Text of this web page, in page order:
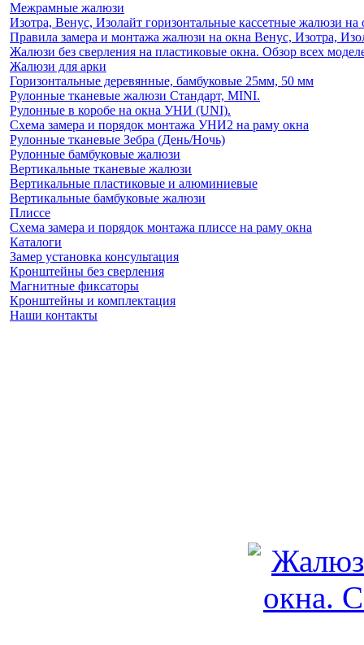
Межрамные жалюзи
Изотра, Венус, Изолайт горизонтальные кассетные жалюзи на
Правила замера и монтажа жалюзи на окна Венус, Изотра,
Жалюзи без сверления на пластиковые окна. Обзор всех
Жалюзи для арки
Горизонтальные деревянные, бамбуковые 25мм, 50 мм
Рулонные тканевые жалюзи Стандарт, MINI.
Рулонные в коробе на окна УНИ (UNI).
Схема замера и порядок монтажа УНИ2 на раму окна
Рулонные тканевые Зебра (День/Ночь)
Рулонные бамбуковые жалюзи
Вертикальные тканевые жалюзи
Вертикальные пластиковые и алюминиевые
Вертикальные бамбуковые жалюзи
Плиссе
Схема замера и порядок монтажа плиссе на раму окна
Каталоги
Замер установка консультация
Кронштейны без сверления
Магнитные фиксаторы
Кронштейны и комплектация
Наши контакты